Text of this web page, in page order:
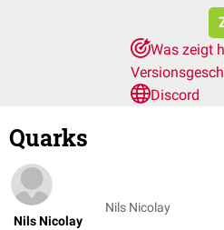
Was zeigt
Discord
Quarks
Nils Nicolay
Nils Nicolay